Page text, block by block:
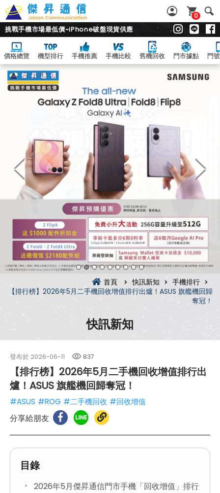
0
挑戰手機市場最低價~iPhone破盤現貨供應
價格總覽 機型排行 手機推薦 手機比較 舊機回收 門市據點 門
首頁 快訊新知
手機排行
【排行榜】2026年5月二手機回收增值排行出爐！ASUS 旗艦機回歸
奪冠！
快訊新知
發布於 2026-06-11 837
【排行榜】2026年5月二手機回收增值排行出
爐！ASUS 旗艦機回歸奪冠！
#ASUS #ROG #二手機回收 #回收增值
分享給朋友
目錄
2026年5月傑昇通信門市手機「回收增值」排行